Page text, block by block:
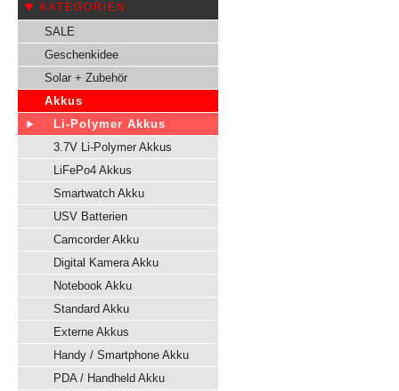
KATEGORIEN
SALE
Geschenkidee
Solar + Zubehör
Akkus
Li-Polymer Akkus
3.7V Li-Polymer Akkus
LiFePo4 Akkus
Smartwatch Akku
USV Batterien
Camcorder Akku
Digital Kamera Akku
Notebook Akku
Standard Akku
Externe Akkus
Handy / Smartphone Akku
PDA / Handheld Akku